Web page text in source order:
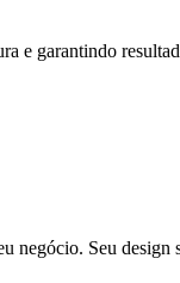
e garantindo
Seu